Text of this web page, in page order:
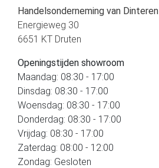
Handelsonderneming van Dinteren
Energieweg 30
6651 KT Druten
Openingstijden showroom
Maandag: 08:30 - 17:00
Dinsdag: 08:30 - 17:00
Woensdag: 08:30 - 17:00
Donderdag: 08:30 - 17:00
Vrijdag: 08:30 - 17:00
Zaterdag: 08:00 - 12:00
Zondag: Gesloten